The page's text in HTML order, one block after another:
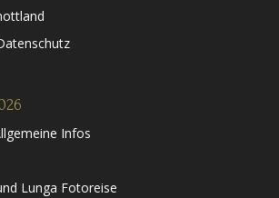
Infos
Lunga Fotoreise